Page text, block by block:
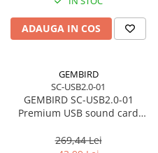
Imprimante Large Format
(LFP)
Plottere & Scannere
Scannere
Scannere Documente
Caști & Microfoane
Microfoane & Reportofoane
Display & signage
Ecrane Digital Signage
Ecrane Touchscreen Digital
Memorii RAM
Memorii Laptop
Surse de alimentare
Surse de Alimentare PC
Ventilatoare & Sisteme de
Hub-uri USB
Genți & Rucsacuri
Rucsacuri & Genți Laptop
Kit-uri Tastatura si Mouse
ADAUGA IN COS
GEMBIRD
SC-USB2.0-01
GEMBIRD SC-USB2.0-01
Premium USB sound card
269,44 Lei